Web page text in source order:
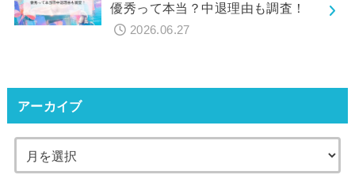
優秀って本当？中退理由も調査！
2026.06.27
アーカイブ